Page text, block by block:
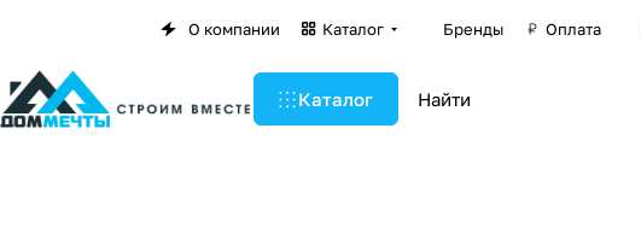
О компании Каталог Бренды Оплата
Каталог